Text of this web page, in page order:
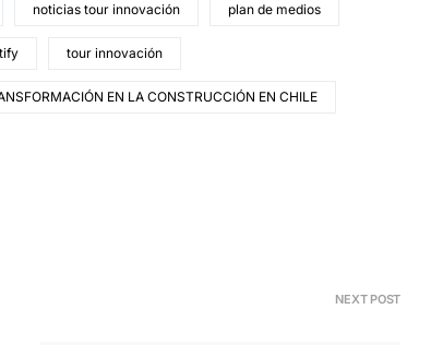
noticias tour innovación plan de medios
tour innovación
EN LA CONSTRUCCIÓN EN CHILE
NEXT POST